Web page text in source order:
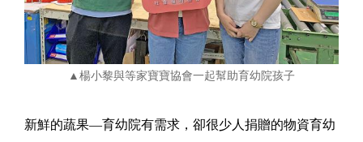
▲楊小黎與等家寶寶協會一起幫助育幼院孩子
新鮮的蔬果—育幼院有需求，卻很少人捐贈的物資育幼